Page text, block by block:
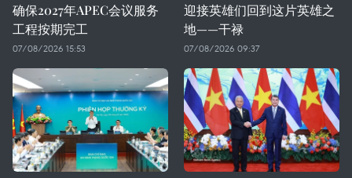
确保2027年APEC会议服务
工程按期完工
07/08/2026 15:53
迎接英雄们回到这片英雄之
地——干禄
07/08/2026 09:37